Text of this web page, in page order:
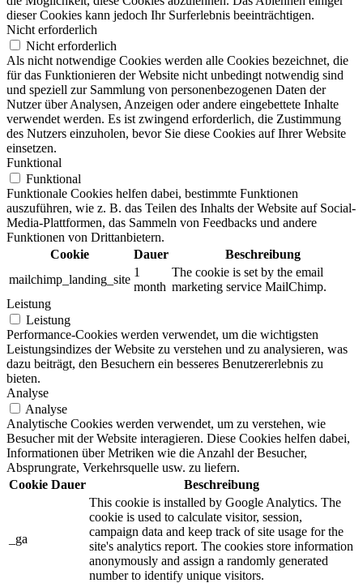
dieser Cookies kann jedoch Ihr Surferlebnis beeinträchtigen.
Nicht erforderlich
Nicht erforderlich
Als nicht notwendige Cookies werden alle Cookies bezeichnet, die
für das Funktionieren der Website nicht unbedingt notwendig sind
und speziell zur Sammlung von personenbezogenen Daten der
Nutzer über Analysen, Anzeigen oder andere eingebettete Inhalte
verwendet werden. Es ist zwingend erforderlich, die Zustimmung
des Nutzers einzuholen, bevor Sie diese Cookies auf Ihrer Website
einsetzen.
Funktional
Funktional
Funktionale Cookies helfen dabei, bestimmte Funktionen
auszuführen, wie z. B. das Teilen des Inhalts der Website auf Social-
Media-Plattformen, das Sammeln von Feedbacks und andere
Funktionen von Drittanbietern.
Cookie
Dauer
Beschreibung
mailchimp_landing_site
1
month
The cookie is set by the email
marketing service MailChimp.
Leistung
Leistung
Performance-Cookies werden verwendet, um die wichtigsten
Leistungsindizes der Website zu verstehen und zu analysieren, was
dazu beiträgt, den Besuchern ein besseres Benutzererlebnis zu
bieten.
Analyse
Analyse
Analytische Cookies werden verwendet, um zu verstehen, wie
Besucher mit der Website interagieren. Diese Cookies helfen dabei,
Informationen über Metriken wie die Anzahl der Besucher,
Absprungrate, Verkehrsquelle usw. zu liefern.
Cookie Dauer Beschreibung
_ga
This cookie is installed by Google Analytics. The
cookie is used to calculate visitor, session,
campaign data and keep track of site usage for the
site's analytics report. The cookies store information
anonymously and assign a randomly generated
number to identify unique visitors.